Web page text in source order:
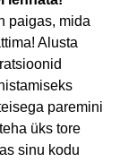
paigas, mida
Alusta
paremini
üks tore
sinu kodu